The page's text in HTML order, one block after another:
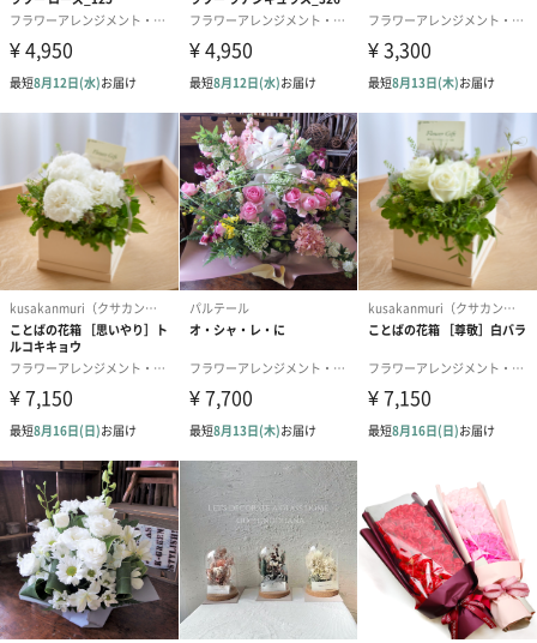
誕生日や結婚祝い・出産祝いなど、様々なシーンのメッセージカ
ードを同梱します。
メッセージカードや封筒のデザインは一部変更する場合がありま
す。
写真付きメッセージカ
ード（680円）
写真付きメッセージカ
ンク（680円）
【誕生日】
刷なし）（
ラッピング
ギフトラッピングを施してお届けします。